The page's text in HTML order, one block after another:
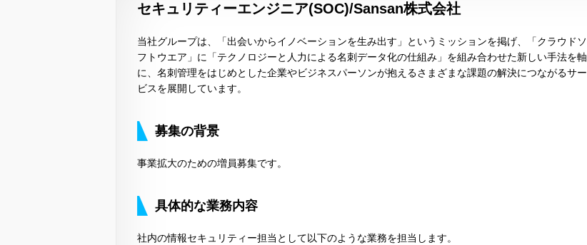
セキュリティーエンジニア(SOC)/Sansan株式会社
当社グループは、「出会いからイノベーションを生み出す」というミッションを掲げ、「クラウドソ
フトウエア」に「テクノロジーと人力による名刺データ化の仕組み」を組み合わせた新しい手法を軸
に、名刺管理をはじめとした企業やビジネスパーソンが抱えるさまざまな課題の解決につながるサー
ビスを展開しています。
募集の背景
事業拡大のための増員募集です。
具体的な業務内容
社内の情報セキュリティー担当として以下のような業務を担当します。